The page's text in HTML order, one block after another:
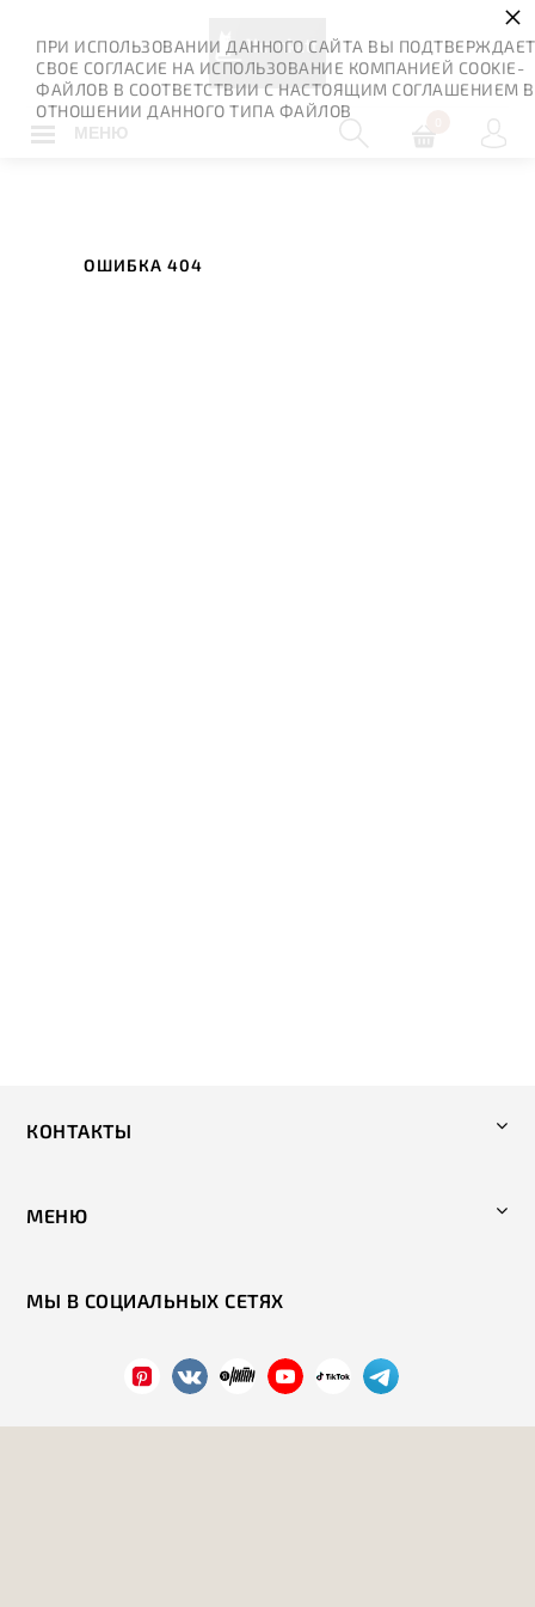
МЕНЮ
ОШИБКА 404
КОНТАКТЫ
МЕНЮ
МЫ В СОЦИАЛЬНЫХ СЕТЯХ
ПРИ ИСПОЛЬЗОВАНИИ ДАННОГО САЙТА ВЫ
СВОЕ СОГЛАСИЕ НА ИСПОЛЬЗОВАНИЕ КОМПАНИЕЙ COOKIE-
ФАЙЛОВ В СООТВЕТСТВИИ С НАСТОЯЩИМ СОГЛАШЕНИЕМ В
ОТНОШЕНИИ ДАННОГО ТИПА ФАЙЛОВ
×